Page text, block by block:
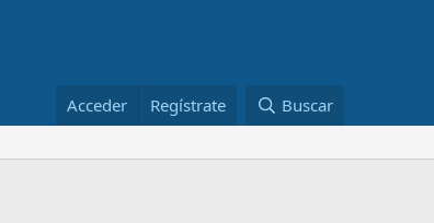
Acceder Regístrate Buscar